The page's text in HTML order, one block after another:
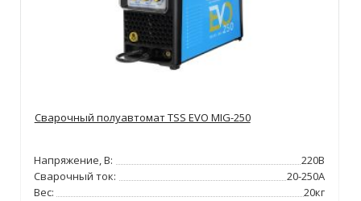
Сварочный полуавтомат TSS EVO MIG-250
Напряжение, В:
220В
Сварочный ток:
20-250А
Вес:
20кг